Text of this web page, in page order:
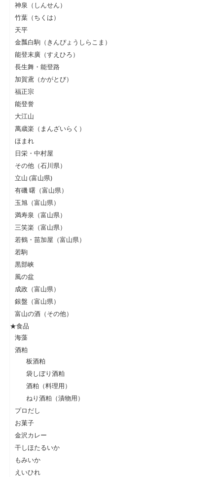
神泉（しんせん）
竹葉（ちくは）
天平
金瓢白駒（きんぴょうしらこま）
能登末廣（すえひろ）
長生舞・能登路
加賀鳶（かがとび）
福正宗
能登誉
大江山
萬歳楽（まんざいらく）
ほまれ
日栄・中村屋
その他（石川県）
立山 (富山県)
有磯 曙（富山県）
玉旭（富山県）
満寿泉（富山県）
三笑楽（富山県）
若鶴・苗加屋（富山県）
若駒
黒部峡
風の盆
成政（富山県）
銀盤（富山県）
富山の酒（その他）
★食品
海藻
酒粕
板酒粕
袋しぼり酒粕
酒粕（料理用）
ねり酒粕（漬物用）
プロだし
お菓子
金沢カレー
干しほたるいか
もみいか
えいひれ